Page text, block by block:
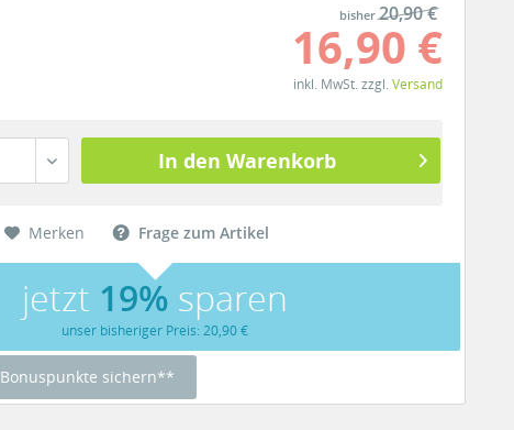
bisher20,90 €
16,90 €
inkl. MwSt. zzgl. Versand
In den Warenkorb
Merken Frage zum Artikel
jetzt 19% sparen
unser bisheriger Preis: 20,90 €
Bonuspunkte sichern**